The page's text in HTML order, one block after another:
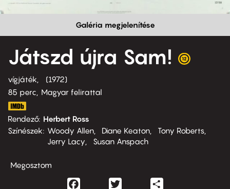
Galéria megjelenítése
Játszd újra Sam!
vígjáték
1972
85 perc,
Magyar felirattal
Rendező Herbert Ross
Színészek
Woody Allen Diane Keaton
Tony Roberts
Jerry Lacy
Susan Anspach
Megosztom
Facebook